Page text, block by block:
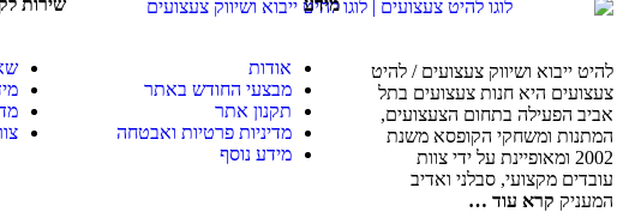
להיט ייבוא ושיווק צעצועים / להיט
צעצועים היא חנות צעצועים בתל
אביב הפעילה בתחום הצעצועים,
המתנות ומשחקי הקופסא משנת
2002 ומאופיינת על ידי צוות
עובדים מקצועי, סבלני ואדיב
המעניק קרא עוד …
אודות
מבצעי החודש באתר
תקנון אתר
מדיניות פרטיות ואבטחה
מידע נוסף